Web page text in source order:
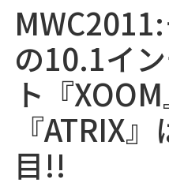
の10.1イ
ト『
『ATRIX
目!!